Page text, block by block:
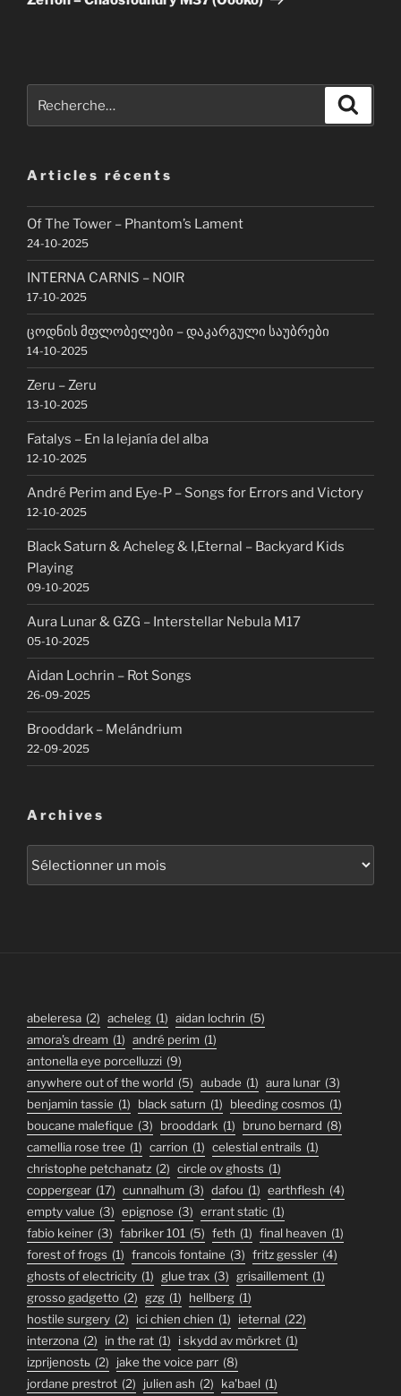
pour
Articles récents
Of The Tower – Phantom’s Lament
24-10-2025
INTERNA CARNIS – NOIR
17-10-2025
ცოდნის მფლობელები – დაკარგული საუბრები
14-10-2025
Zeru – Zeru
13-10-2025
Fatalys – En la lejanía del alba
12-10-2025
André Perim and Eye-P – Songs for Errors and Victory
12-10-2025
Black Saturn & Acheleg & I,Eternal – Backyard Kids
Playing
09-10-2025
Aura Lunar & GZG – Interstellar Nebula M17
05-10-2025
Aidan Lochrin – Rot Songs
26-09-2025
Brooddark – Melándrium
22-09-2025
Archives
abeleresa (2) acheleg (1) aidan lochrin (5)
amora's dream (1) andré perim (1)
antonella eye porcelluzzi (9)
anywhere out of the world (5) aubade (1) aura lunar (3)
benjamin tassie (1) black saturn (1) bleeding cosmos (1)
boucane malefique (3) brooddark (1) bruno bernard (8)
camellia rose tree (1) carrion (1) celestial entrails (1)
christophe petchanatz (2) circle ov ghosts (1)
coppergear (17) cunnalhum (3) dafou (1) earthflesh (4)
empty value (3) epignose (3) errant static (1)
fabio keiner (3) fabriker 101 (5) feth (1) final heaven (1)
forest of frogs (1) francois fontaine (3) fritz gessler (4)
ghosts of electricity (1) glue trax (3) grisaillement (1)
grosso gadgetto (2) gzg (1) hellberg (1)
hostile surgery (2) ici chien chien (1) ieternal (22)
interzona (2) in the rat (1) i skydd av mörkret (1)
izprijenostь (2) jake the voice parr (8)
jordane prestrot (2) julien ash (2) ka'bael (1)